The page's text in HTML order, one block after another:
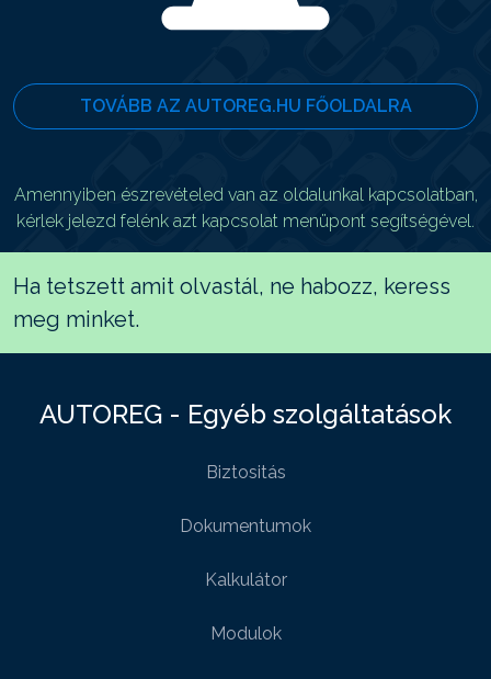
TOVÁBB AZ AUTOREG.HU FŐOLDALRA
Amennyiben észrevételed van az oldalunkal kapcsolatban,
kérlek jelezd felénk azt kapcsolat menüpont segítségével.
Ha tetszett amit olvastál, ne habozz, keress
meg minket.
AUTOREG - Egyéb szolgáltatások
Biztositás
Dokumentumok
Kalkulátor
Modulok